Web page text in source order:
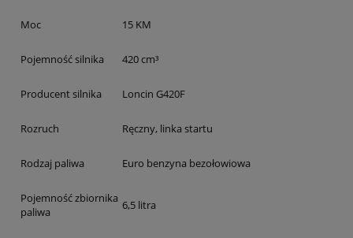
Moc 15 KM
Pojemność silnika 420 cm³
Producent silnika Loncin G420F
Rozruch Ręczny, linka startu
Rodzaj paliwa Euro benzyna bezołowiowa
Pojemność zbiornika
paliwa
6,5 litra